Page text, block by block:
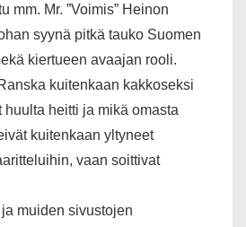
mm. Mr. ”Voimis” Heinon
syynä pitkä tauko Suomen
kiertueen avaajan rooli.
kuitenkaan kakkoseksi
huulta heitti ja mikä omasta
kuitenkaan yltyneet
vaan soittivat
muiden sivustojen